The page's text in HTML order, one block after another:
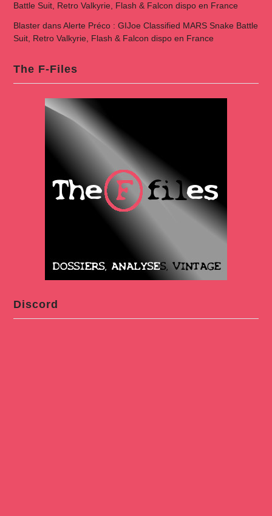
Battle Suit, Retro Valkyrie, Flash & Falcon dispo en France
BlasterdansAlerte Préco : GIJoe Classified MARS Snake Battle
Suit, Retro Valkyrie, Flash & Falcon dispo en France
The F-Files
Discord